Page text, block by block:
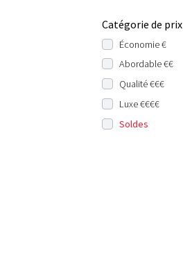
Catégorie de prix
Économie €
Abordable €€
Qualité €€€
Luxe €€€€
Soldes